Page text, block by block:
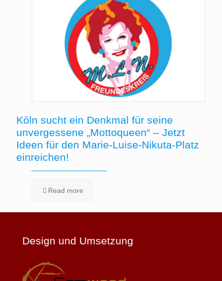
Köln sucht ein Denkmal für seine
unvergessene „Mottoqueen“ – Jetzt
Ideen für den Marie-Luise-Nikuta-Platz
einreichen!
Read more
Design und Umsetzung